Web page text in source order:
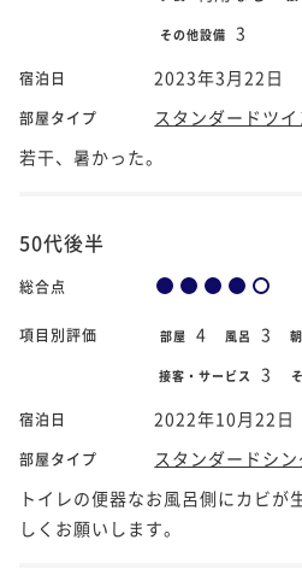
その他設備 3
宿泊日 2023年3月22日
部屋タイプ
スタンダードツ
若干、暑かった。
50代後半
総合点
項目別評価 部屋 4 風呂 3
接客・サービス 3
宿泊日 2022年10月22日
部屋タイプ
スタンダードシ
トイレの便器なお風呂側にカビが
しくお願いします。